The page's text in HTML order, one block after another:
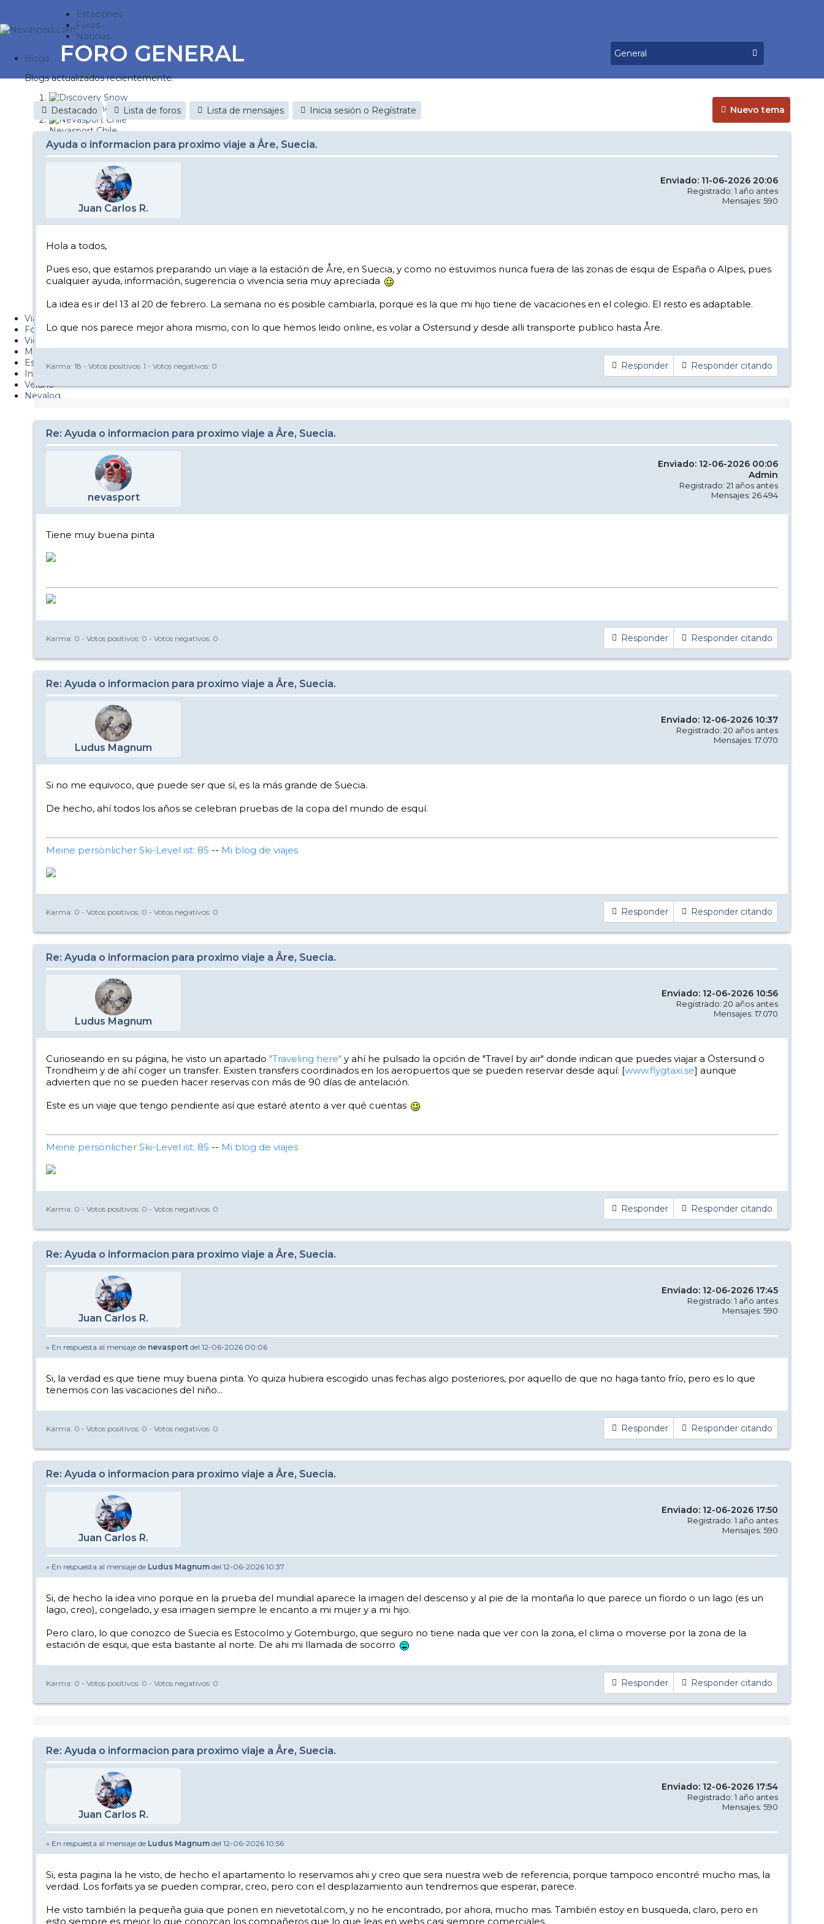
Estaciones
Foros
Noticias
Reportajes
Blogs
Blogs actualizados recientemente:
Discovery Snow
Nevasport Chile
Esquiaryviajar.com
nevasport blog
Diario de un friki
Revista NIX
Metiendo Cantos
PUCAF - Blog
Viajes
Fotos
Videos
Material
Esquí Pro
Infonieve
Verano
Nevalog
FORO GENERAL
Nuevo tema
Destacado Lista de foros Lista de mensajes Inicia sesión o Regístrate
Ayuda o informacion para proximo viaje a Åre, Suecia.
Juan Carlos R.
Enviado: 11-06-2026 20:06
Registrado: 1 año antes
Mensajes: 590
Hola a todos,
Pues eso, que estamos preparando un viaje a la estación de Åre, en Suecia, y como no estuvimos nunca fuera de las zonas de esqui de España o Alpes, pues
cualquier ayuda, información, sugerencia o vivencia seria muy apreciada
La idea es ir del 13 al 20 de febrero. La semana no es posible cambiarla, porque es la que mi hijo tiene de vacaciones en el colegio. El resto es adaptable.
Lo que nos parece mejor ahora mismo, con lo que hemos leido online, es volar a Ostersund y desde alli transporte publico hasta Åre.
Responder Responder citando
Karma: 18 - Votos positivos: 1 - Votos negativos: 0
Re: Ayuda o informacion para proximo viaje a Åre, Suecia.
nevasport
Enviado: 12-06-2026 00:06
Admin
Registrado: 21 años antes
Mensajes: 26.494
Tiene muy buena pinta
Responder Responder citando
Karma: 0 - Votos positivos: 0 - Votos negativos: 0
Re: Ayuda o informacion para proximo viaje a Åre, Suecia.
Ludus Magnum
Enviado: 12-06-2026 10:37
Registrado: 20 años antes
Mensajes: 17.070
Si no me equivoco, que puede ser que sí, es la más grande de Suecia.
De hecho, ahí todos los años se celebran pruebas de la copa del mundo de esquí.
Meine persönlicher Ski-Level ist: 85 -- Mi blog de viajes
Responder Responder citando
Karma: 0 - Votos positivos: 0 - Votos negativos: 0
Re: Ayuda o informacion para proximo viaje a Åre, Suecia.
Ludus Magnum
Enviado: 12-06-2026 10:56
Registrado: 20 años antes
Mensajes: 17.070
Curioseando en su página, he visto un apartado "Traveling here" y ahí he pulsado la opción de "Travel by air" donde indican que puedes viajar a Östersund o
Trondheim y de ahí coger un transfer. Existen transfers coordinados en los aeropuertos que se pueden reservar desde aquí: [www.flygtaxi.se] aunque
advierten que no se pueden hacer reservas con más de 90 días de antelación.
Este es un viaje que tengo pendiente así que estaré atento a ver qué cuentas
Meine persönlicher Ski-Level ist: 85 -- Mi blog de viajes
Responder Responder citando
Karma: 0 - Votos positivos: 0 - Votos negativos: 0
Re: Ayuda o informacion para proximo viaje a Åre, Suecia.
Juan Carlos R.
Enviado: 12-06-2026 17:45
Registrado: 1 año antes
Mensajes: 590
» En respuesta al mensaje de nevasport del 12-06-2026 00:06
Si, la verdad es que tiene muy buena pinta. Yo quiza hubiera escogido unas fechas algo posteriores, por aquello de que no haga tanto frío, pero es lo que
tenemos con las vacaciones del niño...
Responder Responder citando
Karma: 0 - Votos positivos: 0 - Votos negativos: 0
Re: Ayuda o informacion para proximo viaje a Åre, Suecia.
Juan Carlos R.
Enviado: 12-06-2026 17:50
Registrado: 1 año antes
Mensajes: 590
» En respuesta al mensaje de Ludus Magnum del 12-06-2026 10:37
Si, de hecho la idea vino porque en la prueba del mundial aparece la imagen del descenso y al pie de la montaña lo que parece un fiordo o un lago (es un
lago, creo), congelado, y esa imagen siempre le encanto a mi mujer y a mi hijo.
Pero claro, lo que conozco de Suecia es Estocolmo y Gotemburgo, que seguro no tiene nada que ver con la zona, el clima o moverse por la zona de la
estación de esqui, que esta bastante al norte. De ahi mi llamada de socorro
Responder Responder citando
Karma: 0 - Votos positivos: 0 - Votos negativos: 0
Re: Ayuda o informacion para proximo viaje a Åre, Suecia.
Juan Carlos R.
Enviado: 12-06-2026 17:54
Registrado: 1 año antes
Mensajes: 590
» En respuesta al mensaje de Ludus Magnum del 12-06-2026 10:56
Si, esta pagina la he visto, de hecho el apartamento lo reservamos ahi y creo que sera nuestra web de referencia, porque tampoco encontré mucho mas, la
verdad. Los forfaits ya se pueden comprar, creo, pero con el desplazamiento aun tendremos que esperar, parece.
He visto también la pequeña guia que ponen en nievetotal.com, y no he encontrado, por ahora, mucho mas. También estoy en busqueda, claro, pero en
esto siempre es mejor lo que conozcan los compañeros que lo que leas en webs casi siempre comerciales.